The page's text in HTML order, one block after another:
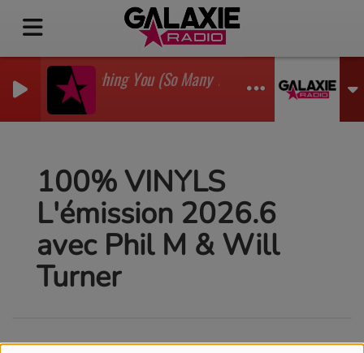
I'm Watching You (So Many Times) (Sean Finn Remix)
GADJO
100% VINYLS
L'émission 2026.6
avec Phil M & Will
Turner